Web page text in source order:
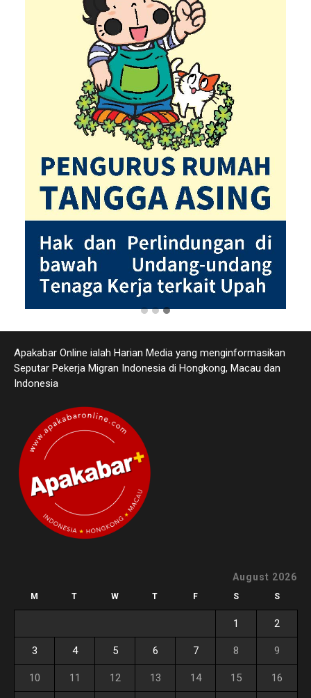
Apakabar Online ialah Harian Media yang menginformasikan
Seputar Pekerja Migran Indonesia di Hongkong, Macau dan
Indonesia
August 2026
M T W T F S S
1 2
3 4 5 6 7 8 9
10 11 12 13 14 15 16